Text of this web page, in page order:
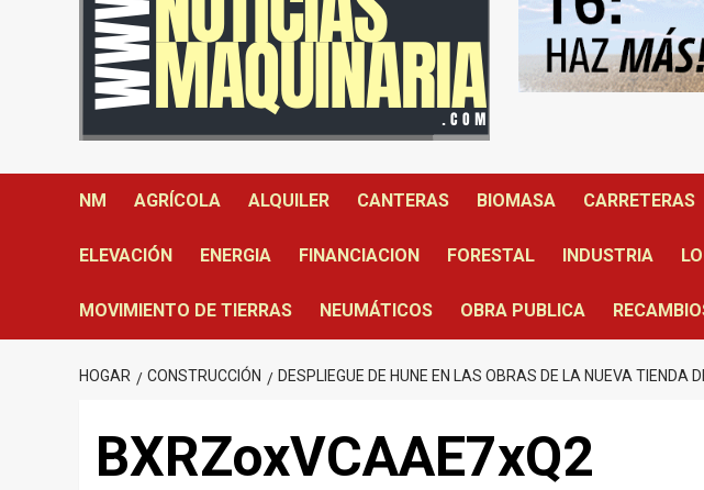
NM AGRÍCOLA ALQUILER CANTERAS BIOMASA CARRETERAS
ELEVACIÓN ENERGIA FINANCIACION FORESTAL INDUSTRIA
MOVIMIENTO DE TIERRAS NEUMÁTICOS OBRA PUBLICA
HOGAR CONSTRUCCIÓN DESPLIEGUE DE HUNE EN LAS OBRAS DE LA NUEVA TIENDA
BXRZoxVCAAE7xQ2